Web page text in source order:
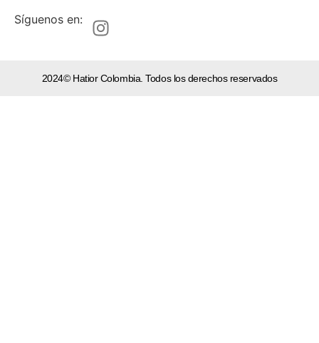
Síguenos en:
2024© Hatior Colombia. Todos los derechos reservados